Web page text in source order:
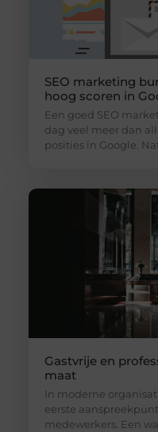
SEO marketing
hoog scoren in
Een goed SEO
dag veel meer dan
posities in Google.
Gastvrije en
maat
In moderne
eerste
medewerkers. Een